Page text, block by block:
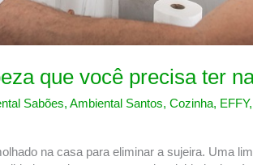
que você precisa ter
Sabões,Ambiental Santos,Cozinha, EFFY,
na casa para eliminar a sujeira. Uma